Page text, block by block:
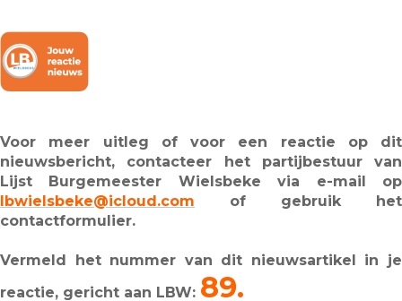
Voor meer uitleg of voor een reactie op dit
nieuwsbericht, contacteer het partijbestuur van
Lijst Burgemeester Wielsbeke via e-mail op
lbwielsbeke@icloud.com
of gebruik het
contactformulier.
Vermeld het nummer van dit nieuwsartikel in je
reactie, gericht aan LBW: 89.